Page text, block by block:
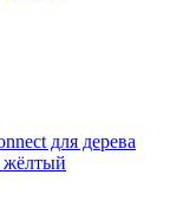
для дерева
жёлтый